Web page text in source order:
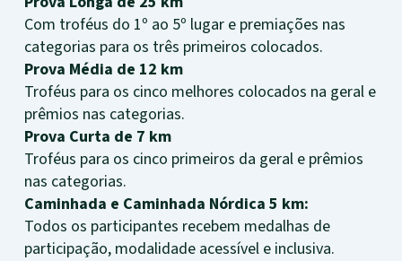
Com troféus do 1º ao 5º lugar e premiações nas
categorias para os três primeiros colocados.
Prova Média de 12 km
Troféus para os cinco melhores colocados na geral e
prêmios nas categorias.
Prova Curta de 7 km
Troféus para os cinco primeiros da geral e prêmios
nas categorias.
Caminhada e Caminhada Nórdica 5 km:
Todos os participantes recebem medalhas de
participação, modalidade acessível e inclusiva.